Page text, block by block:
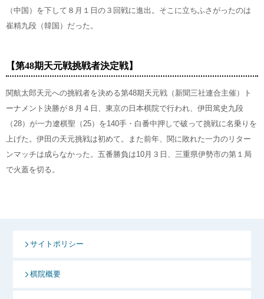
（中国）を下して８月１日の３回戦に進出。そこに立ちふさがったのは
崔精九段（韓国）だった。
【第48期天元戦挑戦者決定戦】
関航太郎天元への挑戦者を決める第48期天元戦（新聞三社連合主催）ト
ーナメント決勝が８月４日、東京の日本棋院で行われ、伊田篤史九段
（28）が一力遼棋聖（25）を140手・白番中押しで破って挑戦に名乗りを
上げた。伊田の天元挑戦は初めて。また前年、関に敗れた一力のリター
ンマッチは成らなかった。五番勝負は10月３日、三重県伊勢市の第１局
で火蓋を切る。
サイトポリシー
棋院概要